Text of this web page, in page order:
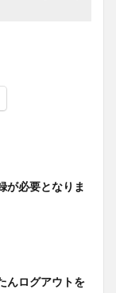
が必要となりま
んログアウトを